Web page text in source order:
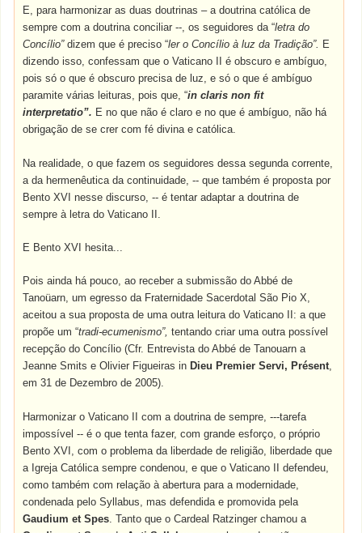
E, para harmonizar as duas doutrinas – a doutrina católica de
sempre com a doutrina conciliar --, os seguidores da “letra do
Concílio”dizem que é preciso “ler o Concílio à luz da Tradição”. E
dizendo isso, confessam que o Vaticano II é obscuro e ambíguo,
pois só o que é obscuro precisa de luz, e só o que é ambíguo
paramite várias leituras, pois que, “in claris non fit
interpretatio”. E no que não é claro e no que é ambíguo, não há
obrigação de se crer com fé divina e católica.
Na realidade, o que fazem os seguidores dessa segunda corrente,
a da hermenêutica da continuidade, -- que também é proposta por
Bento XVI nesse discurso, -- é tentar adaptar a doutrina de
sempre à letra do Vaticano II.
E Bento XVI hesita...
Pois ainda há pouco, ao receber a submissão do Abbé de
Tanoüarn, um egresso da Fraternidade Sacerdotal São Pio X,
aceitou a sua proposta de uma outra leitura do Vaticano II: a que
propõe um “tradi-ecumenismo”, tentando criar uma outra possível
recepção do Concílio (Cfr. Entrevista do Abbé de Tanouarn a
Jeanne Smits e Olivier Figueiras in Dieu Premier Servi, Présent,
em 31 de Dezembro de 2005).
Harmonizar o Vaticano II com a doutrina de sempre, ---tarefa
impossível -- é o que tenta fazer, com grande esforço, o próprio
Bento XVI, com o problema da liberdade de religião, liberdade que
a Igreja Católica sempre condenou, e que o Vaticano II defendeu,
como também com relação à abertura para a modernidade,
condenada pelo Syllabus, mas defendida e promovida pela
Gaudium et Spes. Tanto que o Cardeal Ratzinger chamou a